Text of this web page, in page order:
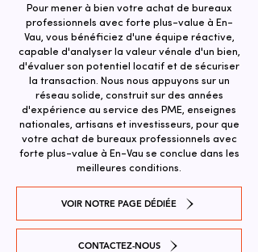
Pour mener à bien votre achat de bureaux
professionnels avec forte plus-value à En-
Vau, vous bénéficiez d'une équipe réactive,
capable d'analyser la valeur vénale d'un bien,
d'évaluer son potentiel locatif et de sécuriser
la transaction. ​Nous nous appuyons sur un
réseau solide, construit sur des années
d'expérience au service des PME, enseignes
nationales, artisans et investisseurs, pour que
votre achat de bureaux professionnels avec
forte plus-value à En-Vau se conclue dans les
meilleures conditions.
VOIR NOTRE PAGE DÉDIÉE
CONTACTEZ-NOUS